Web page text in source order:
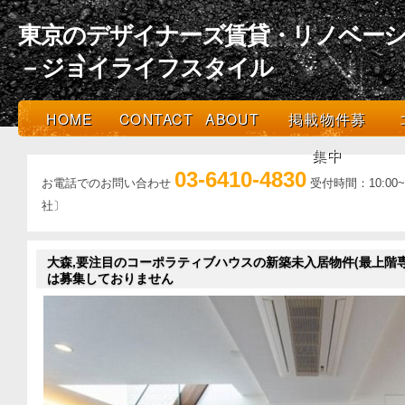
東京のデザイナーズ賃貸・リノベー
－ジョイライフスタイル
HOME CONTACT ABOUT
掲載物件募
集中
お電話でのお問い合わせ 03-6410-4830 受付時間：
社〕
大森,要注目のコーポラティブハウスの新築未入居物件(最上
は募集しておりません